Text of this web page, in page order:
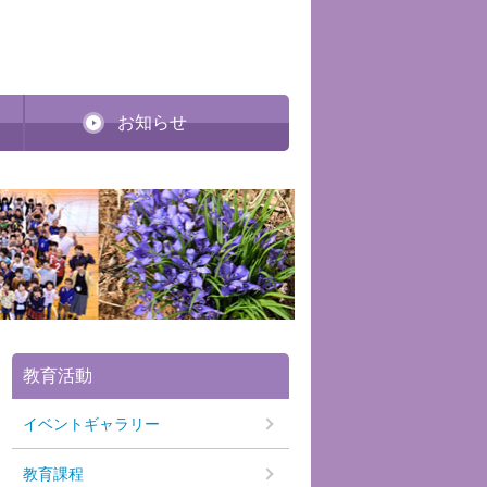
お知らせ
教育活動
イベントギャラリー
教育課程